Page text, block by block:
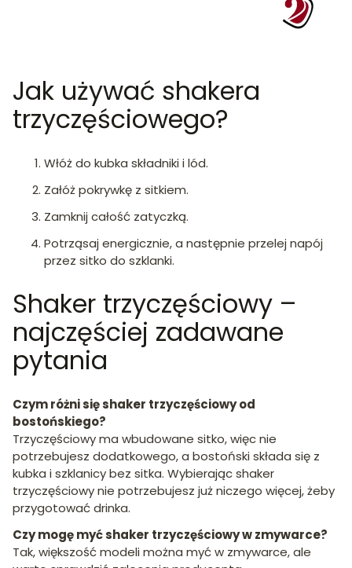
Jak używać shakera
trzyczęściowego?
Włóż do kubka składniki i lód.
Załóż pokrywkę z sitkiem.
Zamknij całość zatyczką.
Potrząsaj energicznie, a następnie przelej napój
przez sitko do szklanki.
Shaker trzyczęściowy –
najczęściej zadawane
pytania
Czym różni się shaker trzyczęściowy od
bostońskiego?
Trzyczęściowy ma wbudowane sitko, więc nie
potrzebujesz dodatkowego, a bostoński składa się z
kubka i szklanicy bez sitka. Wybierając shaker
trzyczęściowy nie potrzebujesz już niczego więcej, żeby
przygotować drinka.
Czy mogę myć shaker trzyczęściowy w zmywarce?
Tak, większość modeli można myć w zmywarce, ale